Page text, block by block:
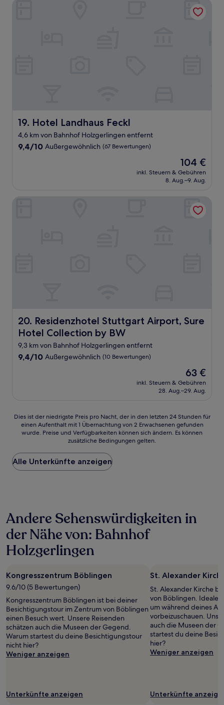
19. Hotel Landhaus Feckl
Hotel Landhaus Feckl
4,6 km von Bahnhof Holzgerlingen entfernt
9.4
9,4/10 Außergewöhnlich (67 Bewertungen)
Der
Preis
beträgt
104 €
inkl. Steuern & Gebühren
8. Aug.–9. Aug.
20. Residenzhotel Stuttgart Airport, Sure
Hotel Collection by BW
Residenzhotel Stuttgart Airport, Sure Hotel Collection
9,3 km von Bahnhof Holzgerlingen entfernt
9.4
9,4/10 Außergewöhnlich (10 Bewertungen)
Der
Preis
beträgt
63 €
inkl. Steuern & Gebühren
28. Aug.–29. Aug.
Residenzhotel Stuttgart Airport, Sure Hotel Collection by
Dies
der
Preis
pro
Nacht,
24 Stunden
für
einen
Aufenthalt
mit
2 Erwachsenen
gefunden
Preise
und
Verfügbarkeiten
können
sich
ändern.
Es
gelten.
Dies ist der niedrigste Preis pro Nacht, der in den letzten 24 Stunden für
einen Aufenthalt mit 1 Übernachtung von 2 Erwachsenen gefunden
wurde. Preise und Verfügbarkeiten können sich ändern. Es können
zusätzliche Bedingungen gelten.
Alle Unterkünfte anzeigen
Andere Sehenswürdigkeiten in
der Nähe von: Bahnhof
Holzgerlingen
Kongresszentrum Böblingen
9.6/10 (5 Bewertungen)
Kongresszentrum Böblingen ist bei deiner
Besichtigungstour im Zentrum von Böblingen
einen Besuch wert. Unsere Reisenden
schätzen auch die Museen der Gegend.
Warum startest du deine Besichtigungstour
nicht hier?
Weniger anzeigen
Unterkünfte anzeigen
St. Alexander
St. Alexander Kirche
von Böblingen. Ideale
um während deines
vorbeizuschauen.
auch die Museen der
startest du deine
hier?
Weniger anzeigen
Unterkünfte